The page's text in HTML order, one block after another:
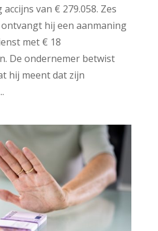
van € 279.058. Zes
hij een aanmaning
met € 18
De ondernemer betwist
hij meent dat zijn